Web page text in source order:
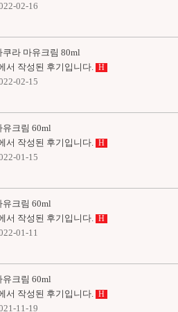
02-16
쿠라 마유크림 80ml
서 작성된 후기입니다. H
02-15
유크림 60ml
서 작성된 후기입니다. H
01-15
유크림 60ml
서 작성된 후기입니다. H
01-11
유크림 60ml
서 작성된 후기입니다. H
11-19